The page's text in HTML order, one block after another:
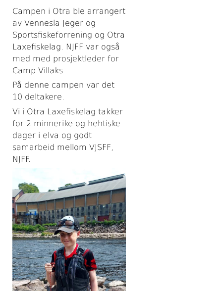
Campen i Otra ble arrangert
av Vennesla Jeger og
Sportsfiskeforrening og Otra
Laxefiskelag. NJFF var også
med med prosjektleder for
Camp Villaks.
På denne campen var det
10 deltakere.
Vi i Otra Laxefiskelag takker
for 2 minnerike og hehtiske
dager i elva og godt
samarbeid mellom VJSFF,
NJFF.